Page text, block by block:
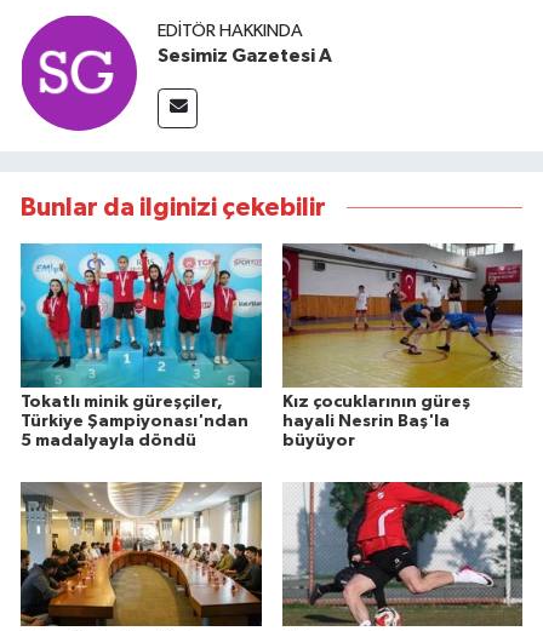
EDITÖR HAKKINDA
Sesimiz Gazetesi A
Bunlar da ilginizi çekebilir
Tokatlı minik güreşçiler,
Türkiye Şampiyonası'ndan
5 madalyayla döndü
Kız çocuklarının güreş
hayali Nesrin Baş'la
büyüyor